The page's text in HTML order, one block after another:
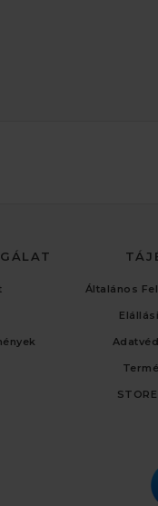
Általános